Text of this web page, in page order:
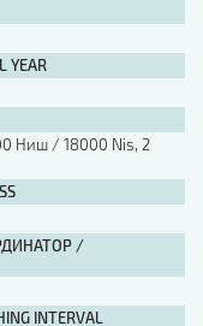
Ниш / 18000 Nis, 2
/
INTERVAL